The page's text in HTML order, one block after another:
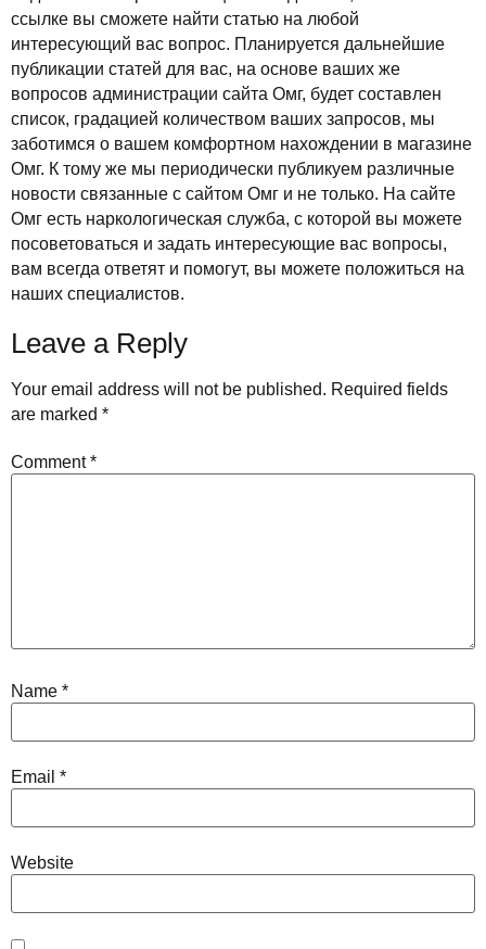
ссылке вы сможете найти статью на любой
интересующий вас вопрос. Планируется дальнейшие
публикации статей для вас, на основе ваших же
вопросов администрации сайта Омг, будет составлен
список, градацией количеством ваших запросов, мы
заботимся о вашем комфортном нахождении в магазине
Омг. К тому же мы периодически публикуем различные
новости связанные с сайтом Омг и не только. На сайте
Омг есть наркологическая служба, с которой вы можете
посоветоваться и задать интересующие вас вопросы,
вам всегда ответят и помогут, вы можете положиться на
наших специалистов.
Leave a Reply
Your email address will not be published. Required fields
are marked *
Comment*
Name *
Email *
Website